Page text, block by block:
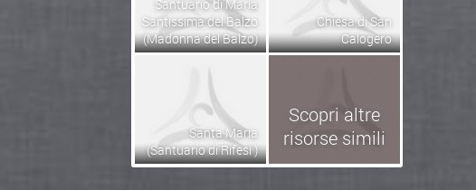
Santuario di Maria
Santissima del Balzo
(Madonna del Balzo)
Chiesa di San
Calogero
Santa Maria
(Santuario di Rifesi )
Scopri altre
risorse simili